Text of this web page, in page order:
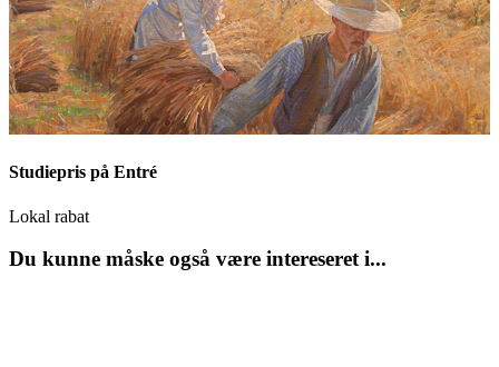
Studiepris på Entré
Lokal rabat
Du kunne måske også være intereseret i...